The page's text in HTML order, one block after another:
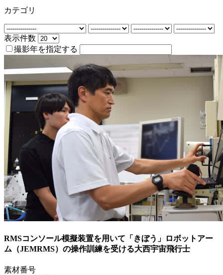
カテゴリ
表示件数
撮影年を指定する
RMSコンソール模擬装置を用いて「きぼう」ロボットアー
ム（JEMRMS）の操作訓練を受ける大西宇宙飛行士
素材番号